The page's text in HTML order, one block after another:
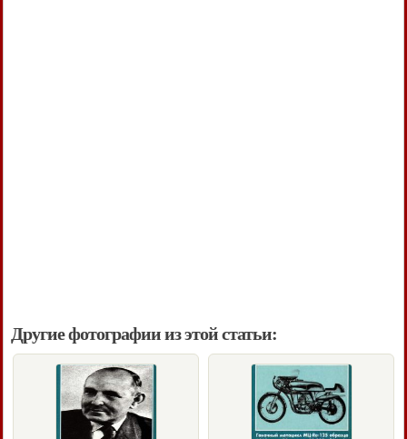
Другие фотографии из этой статьи: